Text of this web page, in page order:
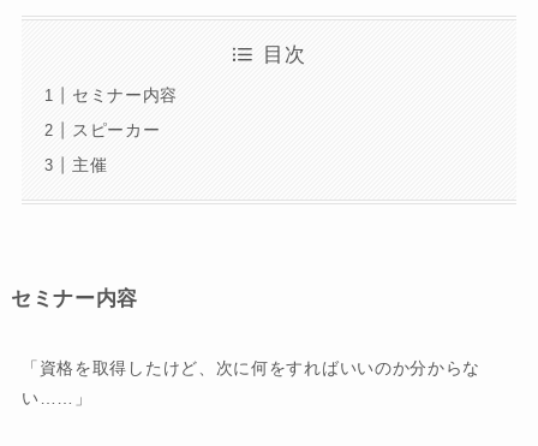
目次
セミナー内容
スピーカー
主催
セミナー内容
「資格を取得したけど、次に何をすればいいのか分からな
い……」